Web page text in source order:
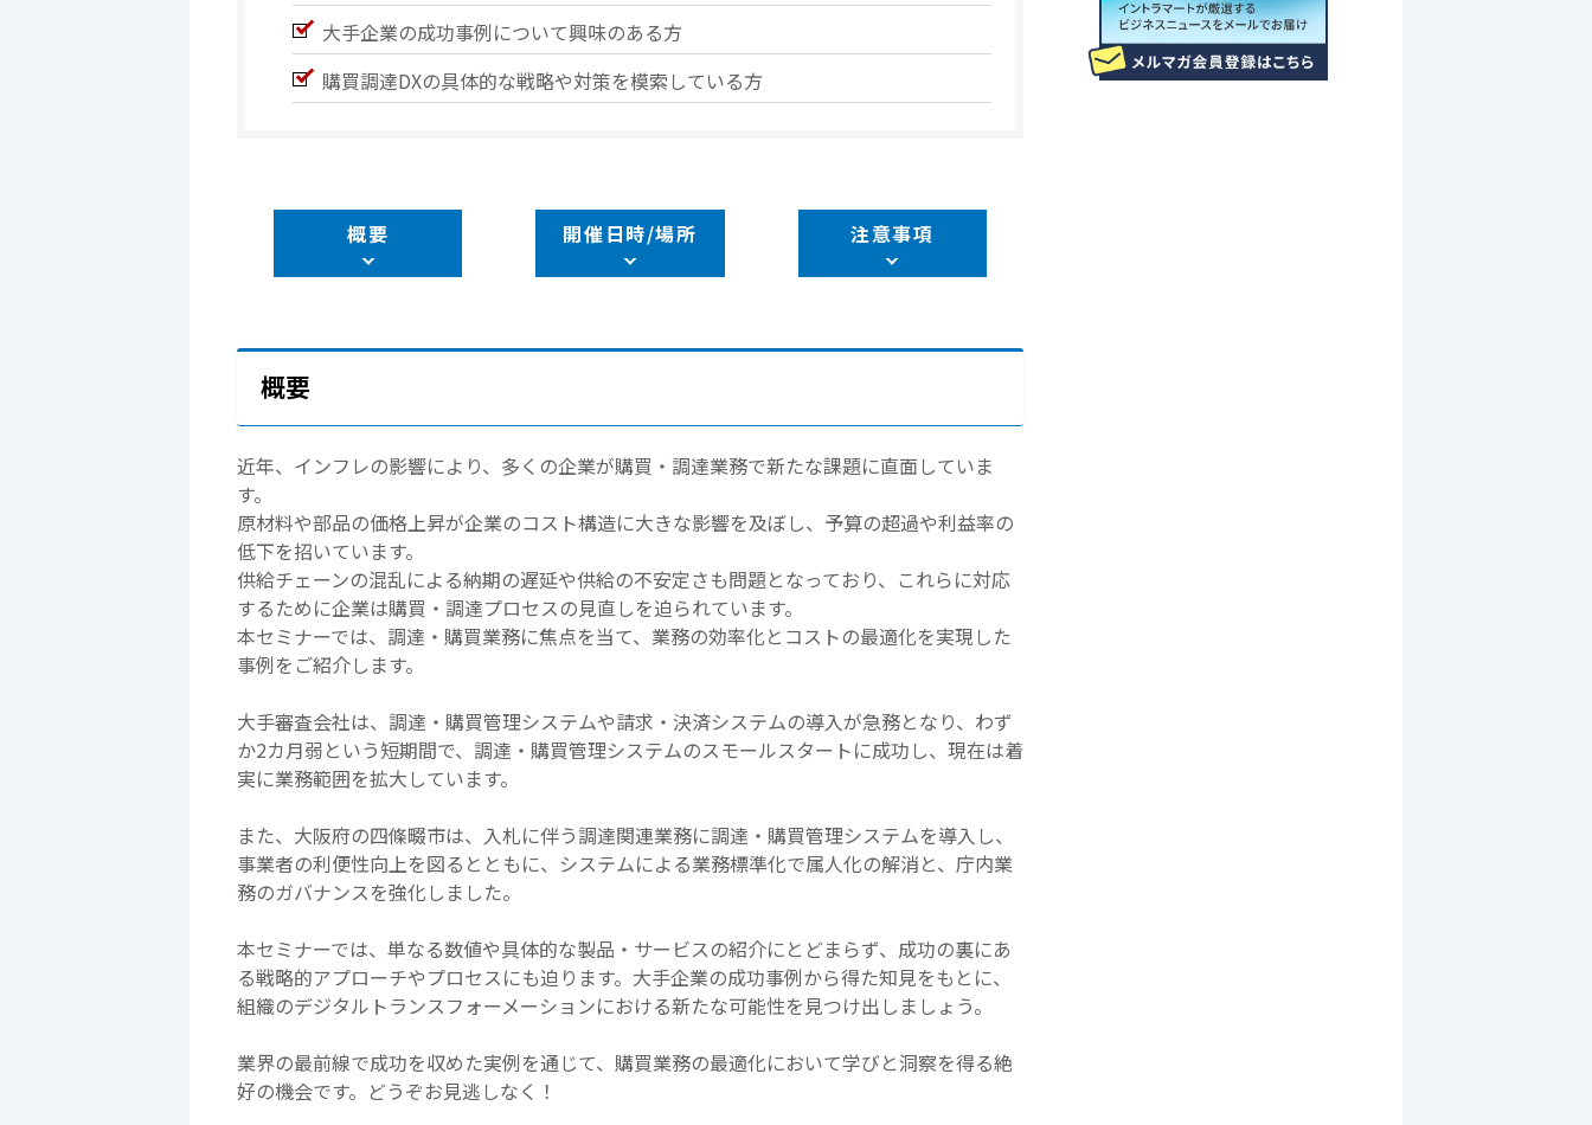
大手企業の成功事例について興味のある方
購買調達DXの具体的な戦略や対策を模索している方
概要 開催日時/場所 注意事項
概要
近年、インフレの影響により、多くの企業が購買・調達業務で新たな課題に直面していま
す。
原材料や部品の価格上昇が企業のコスト構造に大きな影響を及ぼし、予算の超過や利益率の
低下を招いています。
供給チェーンの混乱による納期の遅延や供給の不安定さも問題となっており、これらに対応
するために企業は購買・調達プロセスの見直しを迫られています。
本セミナーでは、調達・購買業務に焦点を当て、業務の効率化とコストの最適化を実現した
事例をご紹介します。
大手審査会社は、調達・購買管理システムや請求・決済システムの導入が急務となり、わず
か2カ月弱という短期間で、調達・購買管理システムのスモールスタートに成功し、現在は着
実に業務範囲を拡大しています。
また、大阪府の四條畷市は、入札に伴う調達関連業務に調達・購買管理システムを導入し、
事業者の利便性向上を図るとともに、システムによる業務標準化で属人化の解消と、庁内業
務のガバナンスを強化しました。
本セミナーでは、単なる数値や具体的な製品・サービスの紹介にとどまらず、成功の裏にあ
る戦略的アプローチやプロセスにも迫ります。大手企業の成功事例から得た知見をもとに、
組織のデジタルトランスフォーメーションにおける新たな可能性を見つけ出しましょう。
業界の最前線で成功を収めた実例を通じて、購買業務の最適化において学びと洞察を得る絶
好の機会です。どうぞお見逃しなく！